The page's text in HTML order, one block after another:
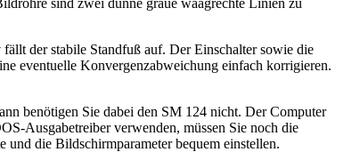
der stabile Standfuß auf. Der Einschalter sowie die
eventuelle Konvergenzabweichung einfach korrigieren.
benötigen Sie dabei den SM 124 nicht. Der Computer
Ausgabetreiber verwenden, müssen Sie noch die
die Bildschirmparameter bequem einstellen.